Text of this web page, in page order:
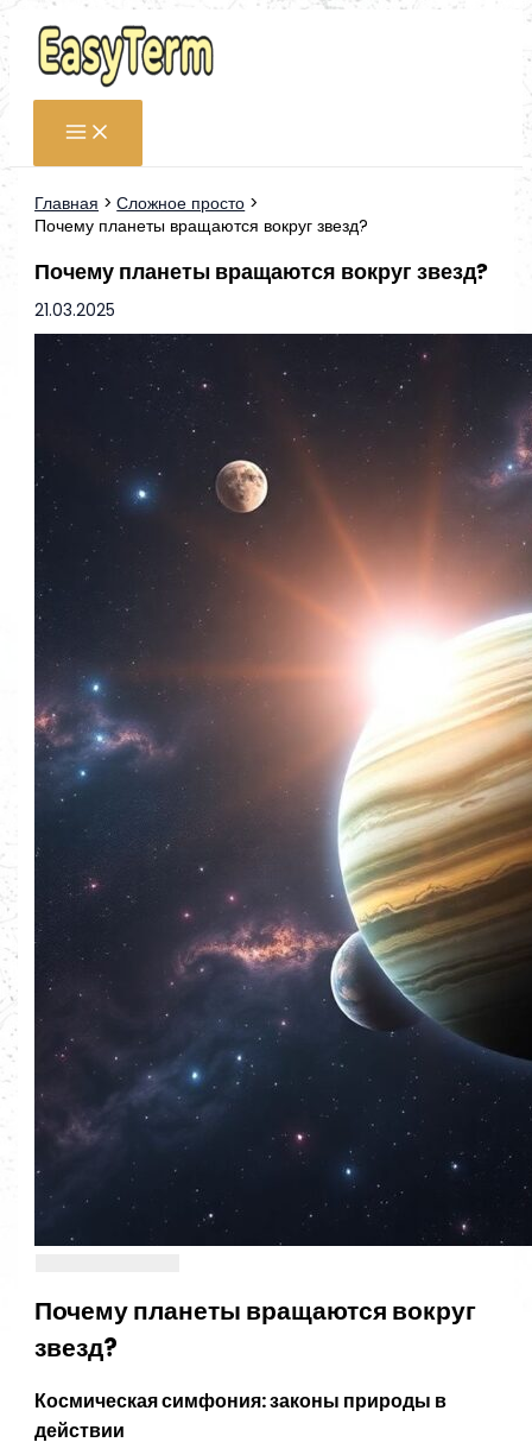
Перейти
к
содержимому
Главная
Сложное просто
Почему планеты вращаются вокруг звезд?
Почему планеты вращаются вокруг звезд?
21.03.2025
Почему планеты вращаются вокруг
звезд?
Космическая симфония: законы природы в
действии